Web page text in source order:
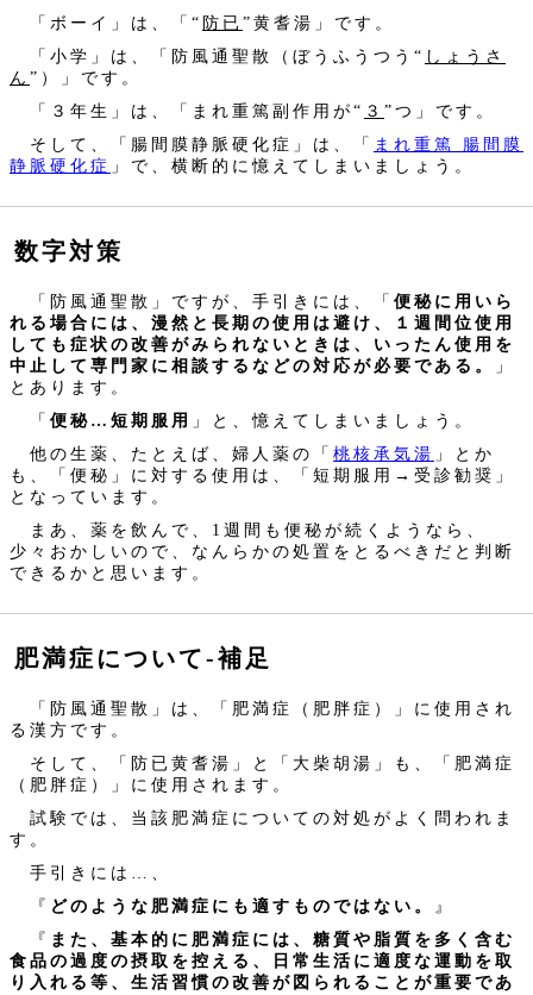
「ボーイ」は、「“ 防已”黄耆湯」です。
「小学」は、「防風通聖散（ぼうふうつう“ しょうさ
ん ”）」です。
「３年生」は、「まれ重篤副作用が“ ３ ”つ」です。
そして、「腸間膜静脈硬化症」は、「 まれ重篤 腸間膜
静脈硬化症 」で、横断的に憶えてしまいましょう。
数字対策
「防風通聖散」ですが、手引きには、「 便秘に用いら
れる場合には、漫然と長期の使用は避け、１週間位使用
しても症状の改善がみられないときは、いったん使用を
中止して専門家に相談するなどの対応が必要である。
」
とあります。
「 便秘…短期服用
」と、憶えてしまいましょう。
他の生薬、たとえば、婦人薬の「 桃核承気湯 」とか
も、「便秘」に対する使用は、「短期服用→受診勧奨」
となっています。
まあ、薬を飲んで、1週間も便秘が続くようなら、
少々おかしいので、なんらかの処置をとるべきだと判断
できるかと思います。
肥満症について‐補足
「防風通聖散」は、「肥満症（肥胖症）」に使用され
る漢方です。
そして、「防已黄耆湯」と「大柴胡湯」も、「肥満症
（肥胖症）」に使用されます。
試験では、当該肥満症についての対処がよく問われま
す。
手引きには…、
『 どのような肥満症にも適すものではない。
』
『 また、基本的に肥満症には、糖質や脂質を多く含む
食品の過度の摂取を控える、日常生活に適度な運動を取
り入れる等、生活習慣の改善が図られることが重要であ